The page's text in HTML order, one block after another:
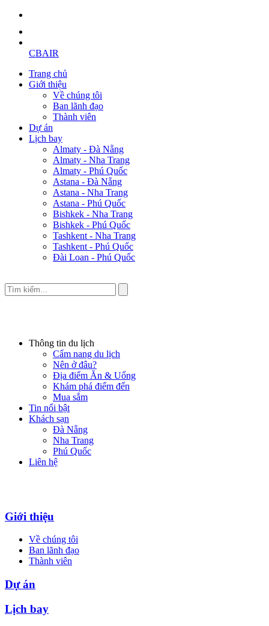
CBAIR
Trang chủ
Giới thiệu
Về chúng tôi
Ban lãnh đạo
Thành viên
Dự án
Lịch bay
Almaty - Đà Nẵng
Almaty - Nha Trang
Almaty - Phú Quốc
Astana - Đà Nẵng
Astana - Nha Trang
Astana - Phú Quốc
Bishkek - Nha Trang
Bishkek - Phú Quốc
Tashkent - Nha Trang
Tashkent - Phú Quốc
Đài Loan - Phú Quốc
Thông tin du lịch
Cẩm nang du lịch
Nên ở đâu?
Địa điểm Ăn & Uống
Khám phá điểm đến
Mua sắm
Tin nổi bật
Khách sạn
Đà Nẵng
Nha Trang
Phú Quốc
Liên hệ
Giới thiệu
Về chúng tôi
Ban lãnh đạo
Thành viên
Dự án
Lịch bay